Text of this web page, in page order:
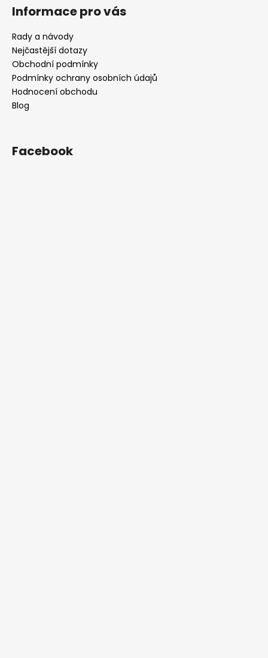
Informace pro vás
Rady a návody
Nejčastější dotazy
Obchodní podmínky
Podmínky ochrany osobních údajů
Hodnocení obchodu
Blog
Facebook